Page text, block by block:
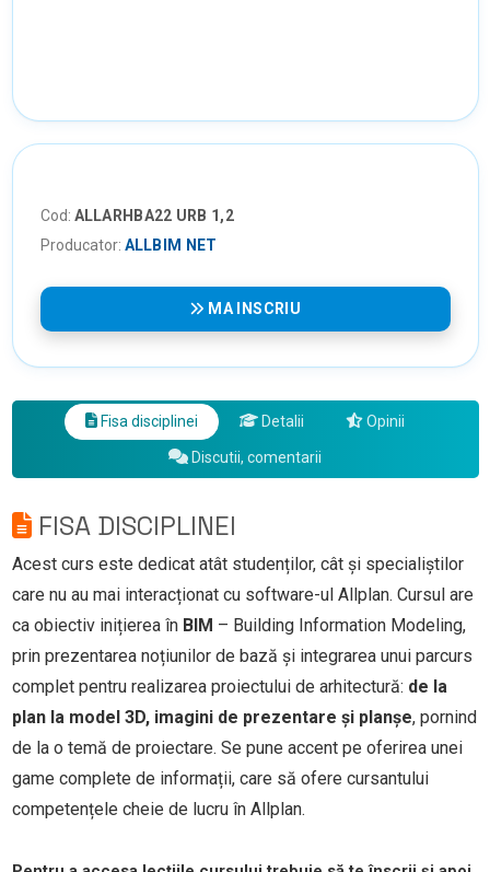
Cod: ALLARHBA22 URB 1,2
Producator: ALLBIM NET
MA INSCRIU
Fisa disciplinei Detalii Opinii
Discutii, comentarii
FISA DISCIPLINEI
Acest curs este dedicat atât studenților, cât și specialiștilor
care nu au mai interacționat cu software-ul Allplan. Cursul are
ca obiectiv inițierea în BIM – Building Information Modeling,
prin prezentarea noțiunilor de bază și integrarea unui parcurs
complet pentru realizarea proiectului de arhitectură: de la
plan la model 3D, imagini de prezentare și planșe, pornind
de la o temă de proiectare. Se pune accent pe oferirea unei
game complete de informații, care să ofere cursantului
competențele cheie de lucru în Allplan.